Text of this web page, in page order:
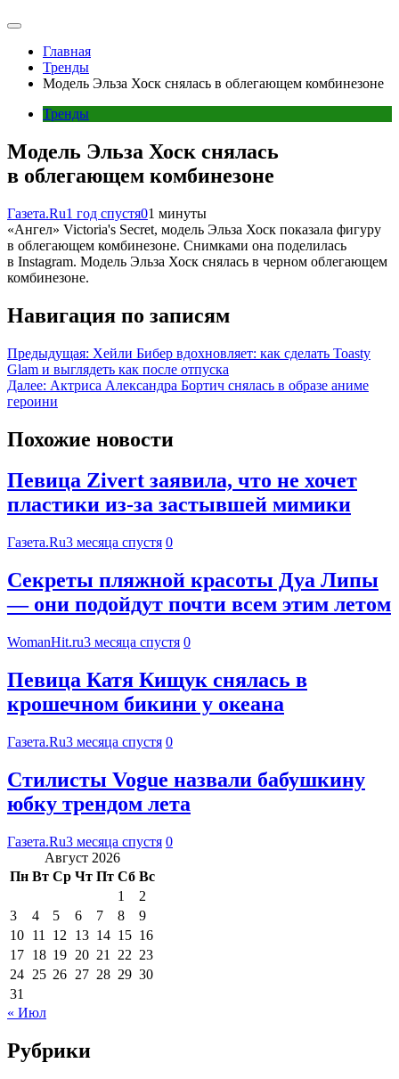
Главная
Тренды
Модель Эльза Хоск снялась в облегающем комбинезоне
Тренды
Модель Эльза Хоск снялась
в облегающем комбинезоне
Газета.Ru1 год спустя01 минуты
«Ангел» Victoria's Secret, модель Эльза Хоск показала фигуру
в облегающем комбинезоне. Снимками она поделилась
в Instagram. Модель Эльза Хоск снялась в черном облегающем
комбинезоне.
Навигация по записям
Предыдущая: Хейли Бибер вдохновляет: как сделать Toasty
Glam и выглядеть как после отпуска
Далее: Актриса Александра Бортич снялась в образе аниме
героини
Похожие новости
Певица Zivert заявила, что не хочет
пластики из-за застывшей мимики
Газета.Ru3 месяца спустя 0
Секреты пляжной красоты Дуа Липы
— они подойдут почти всем этим летом
WomanHit.ru3 месяца спустя 0
Певица Катя Кищук снялась в
крошечном бикини у океана
Газета.Ru3 месяца спустя 0
Стилисты Vogue назвали бабушкину
юбку трендом лета
Газета.Ru3 месяца спустя 0
Август 2026
Пн Вт Ср Чт Пт Сб Вс
1
2
3
4 5 6 7 8
9
10 11 12 13 14 15 16
17 18 19 20 21 22 23
24 25 26 27 28 29 30
31
« Июл
Рубрики